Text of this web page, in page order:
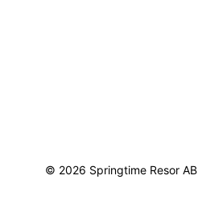
© 2026 Springtime Resor AB